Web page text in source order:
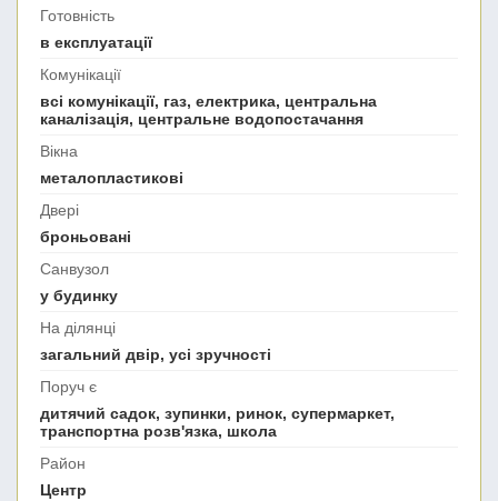
Готовність
в експлуатації
Комунікації
всі комунікації, газ, електрика, центральна
каналізація, центральне водопостачання
Вікна
металопластикові
Двері
броньовані
Санвузол
у будинку
На ділянці
загальний двір, усі зручності
Поруч є
дитячий садок, зупинки, ринок, супермаркет,
транспортна розв'язка, школа
Район
Центр